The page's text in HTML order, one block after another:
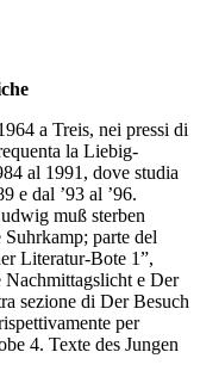
a Treis, nei pressi di
la Liebig-
al 1991, dove studia
e dal ’93 al ’96.
muß sterben
parte del
Literatur-Bote 1”,
e Der
sezione di Der Besuch
per
4. Texte des Jungen